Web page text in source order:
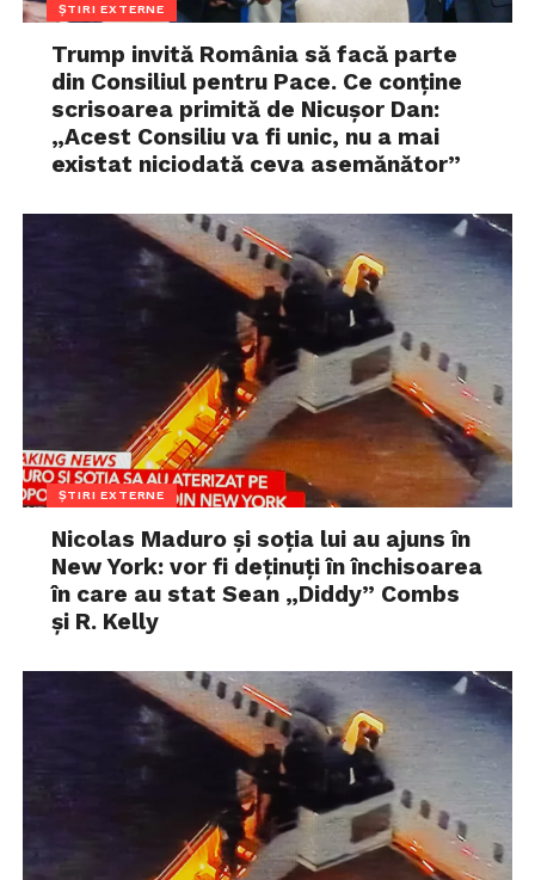
ȘTIRI EXTERNE
Trump invită România să facă parte
din Consiliul pentru Pace. Ce conține
scrisoarea primită de Nicușor Dan:
„Acest Consiliu va fi unic, nu a mai
existat niciodată ceva asemănător”
ȘTIRI EXTERNE
Nicolas Maduro și soția lui au ajuns în
New York: vor fi deținuți în închisoarea
în care au stat Sean „Diddy” Combs
și R. Kelly